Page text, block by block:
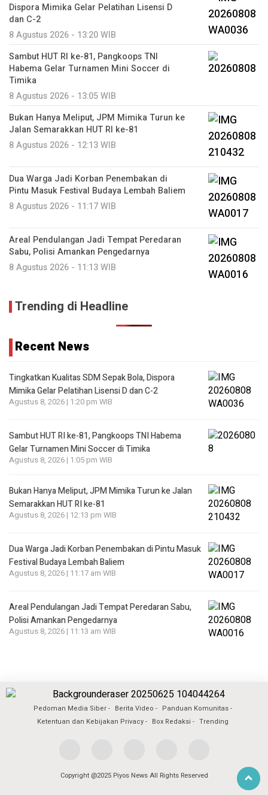
Dispora Mimika Gelar Pelatihan Lisensi D
dan C-2
8 Agustus 2026 - 13:20 WIB
Sambut HUT RI ke-81, Pangkoops TNI
Habema Gelar Turnamen Mini Soccer di
Timika
8 Agustus 2026 - 13:05 WIB
Bukan Hanya Meliput, JPM Mimika Turun ke
Jalan Semarakkan HUT RI ke-81
8 Agustus 2026 - 12:13 WIB
Dua Warga Jadi Korban Penembakan di
Pintu Masuk Festival Budaya Lembah Baliem
8 Agustus 2026 - 11:17 WIB
Areal Pendulangan Jadi Tempat Peredaran
Sabu, Polisi Amankan Pengedarnya
8 Agustus 2026 - 11:13 WIB
Trending di Headline
Recent News
Tingkatkan Kualitas SDM Sepak Bola, Dispora
Mimika Gelar Pelatihan Lisensi D dan C-2
Agustus 8, 2026 | 1:20 pm WIB
Sambut HUT RI ke-81, Pangkoops TNI Habema
Gelar Turnamen Mini Soccer di Timika
Agustus 8, 2026 | 1:05 pm WIB
Bukan Hanya Meliput, JPM Mimika Turun ke Jalan
Semarakkan HUT RI ke-81
Agustus 8, 2026 | 12:13 pm WIB
Dua Warga Jadi Korban Penembakan di Pintu Masuk
Festival Budaya Lembah Baliem
Agustus 8, 2026 | 11:17 am WIB
Areal Pendulangan Jadi Tempat Peredaran Sabu,
Polisi Amankan Pengedarnya
Agustus 8, 2026 | 11:13 am WIB
Pedoman Media Siber Berita Video
Panduan Komunitas
Ketentuan dan Kebijakan Privacy
Box Redaksi Trending
Copyright @2025 Piyos News All Rights Reserved